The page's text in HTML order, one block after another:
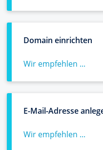
Domain einrichten
Wir empfehlen ...
E-Mail-Adresse
Wir empfehlen ...